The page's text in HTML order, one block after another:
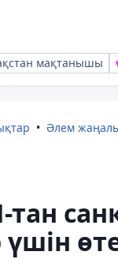
мақтанышы
Әлем
үшін